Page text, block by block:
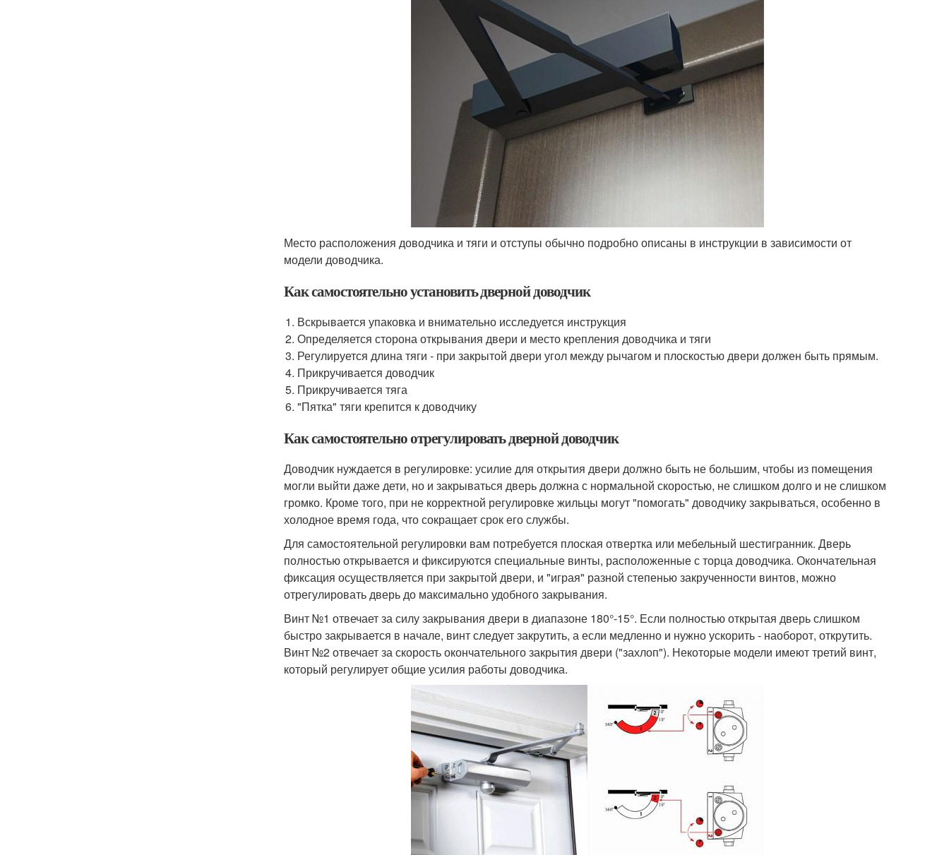
Место расположения доводчика и тяги и отступы обычно подробно описаны в инструкции в зависимости от
модели доводчика.
Как самостоятельно установить дверной доводчик
Вскрывается упаковка и внимательно исследуется инструкция
Определяется сторона открывания двери и место крепления доводчика и тяги
Регулируется длина тяги - при закрытой двери угол между рычагом и плоскостью двери должен быть прямым.
Прикручивается доводчик
Прикручивается тяга
"Пятка" тяги крепится к доводчику
Как самостоятельно отрегулировать дверной доводчик
Доводчик нуждается в регулировке: усилие для открытия двери должно быть не большим, чтобы из помещения
могли выйти даже дети, но и закрываться дверь должна с нормальной скоростью, не слишком долго и не слишком
громко. Кроме того, при не корректной регулировке жильцы могут "помогать" доводчику закрываться, особенно в
холодное время года, что сокращает срок его службы.
Для самостоятельной регулировки вам потребуется плоская отвертка или мебельный шестигранник. Дверь
полностью открывается и фиксируются специальные винты, расположенные с торца доводчика. Окончательная
фиксация осуществляется при закрытой двери, и "играя" разной степенью закрученности винтов, можно
отрегулировать дверь до максимально удобного закрывания.
Винт №1 отвечает за силу закрывания двери в диапазоне 180°-15°. Если полностью открытая дверь слишком
быстро закрывается в начале, винт следует закрутить, а если медленно и нужно ускорить - наоборот, открутить.
Винт №2 отвечает за скорость окончательного закрытия двери ("захлоп"). Некоторые модели имеют третий винт,
который регулирует общие усилия работы доводчика.